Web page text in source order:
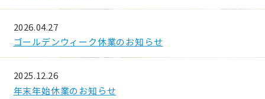
2026.04.27
ゴールデンウィーク休業のお知らせ
2025.12.26
年末年始休業のお知らせ